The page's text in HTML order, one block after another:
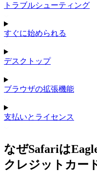
トラブルシューティング
すぐに始められる
デスクトップ
ブラウザの拡張機能
支払いとライセンス
なぜSafariは
クレジットカー